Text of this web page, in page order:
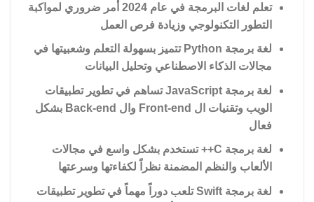
تعلم لغات البرمجة في عام 2024 أمر ضروري لمواكبة
التطور التكنولوجي وزيادة فرص العمل
لغة برمجة Python تتميز بسهولة التعلم وشعبيتها في
مجالات الذكاء الاصطناعي وتحليل البيانات
لغة برمجة JavaScript تساهم في تطوير تطبيقات
الويب وتقنيات ال Front-end وال Back-end بشكل
فعال
لغة برمجة C++ تستخدم بشكل واسع في مجالات
الألعاب والنظم المضمنة نظراً لكفاءتها وسرعتها
لغة برمجة Swift تلعب دوراً مهماً في تطوير تطبيقات